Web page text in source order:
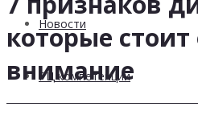
Новости
РЦ компетенций
которые
внимание